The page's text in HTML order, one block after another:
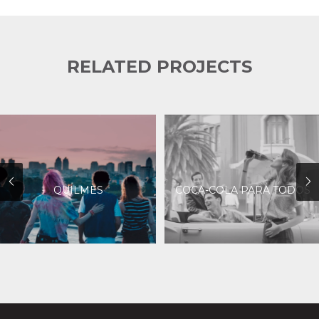
RELATED PROJECTS
QUILMES COCA-COLA PARA TODOS